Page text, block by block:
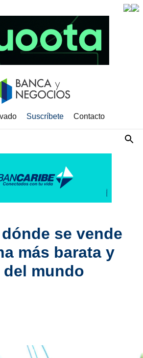
Suscríbete Contacto
se vende
más barata y
del mundo